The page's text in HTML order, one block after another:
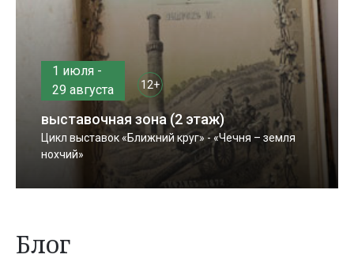
1 июля -
29 августа
12+
выставочная зона (2 этаж)
Цикл выставок «Ближний круг» - «Чечня – земля
нохчий»
Блог